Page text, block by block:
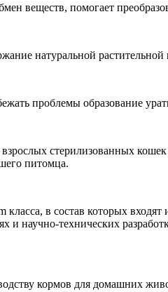
веществ, помогает
натуральной растительной
проблемы образование
стерилизованных
питомца.
в состав которых
научно-технических
кормов для домашних